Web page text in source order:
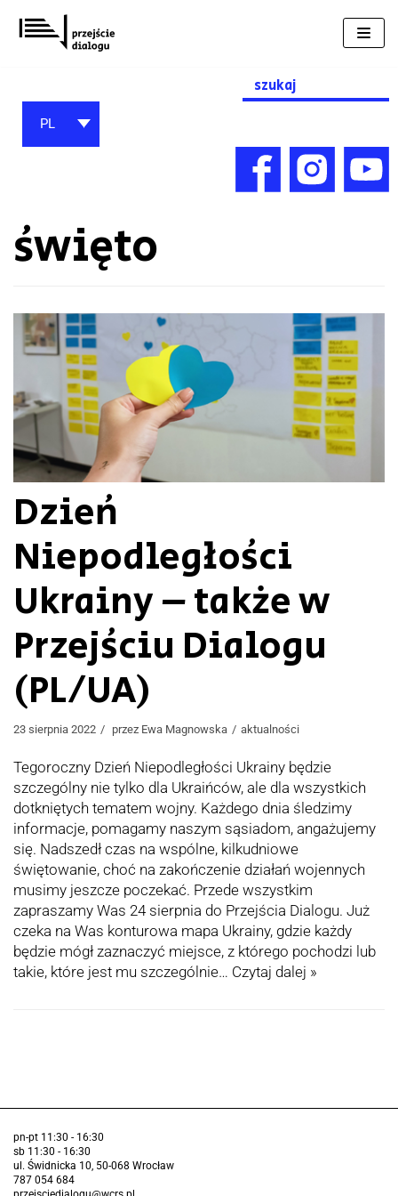
Przejdź
do
Search
for:
PL
święto
Dzień
Niepodległości
Ukrainy – także w
Przejściu Dialogu
(PL/UA)
23 sierpnia 2022 przez Ewa Magnowska aktualności
Tegoroczny Dzień Niepodległości Ukrainy będzie
szczególny nie tylko dla Ukraińców, ale dla wszystkich
dotkniętych tematem wojny. Każdego dnia śledzimy
informacje, pomagamy naszym sąsiadom, angażujemy
się. Nadszedł czas na wspólne, kilkudniowe
świętowanie, choć na zakończenie działań wojennych
musimy jeszcze poczekać. Przede wszystkim
zapraszamy Was 24 sierpnia do Przejścia Dialogu. Już
czeka na Was konturowa mapa Ukrainy, gdzie każdy
będzie mógł zaznaczyć miejsce, z którego pochodzi lub
takie, które jest mu szczególnie… Czytaj dalej »
pn-pt 11:30 - 16:30
sb 11:30 - 16:30
ul. Świdnicka 10, 50-068 Wrocław
787 054 684